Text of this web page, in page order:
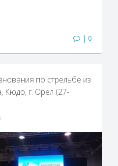
| 0
по стрельбе из
Кюдо, г. Орел (27-